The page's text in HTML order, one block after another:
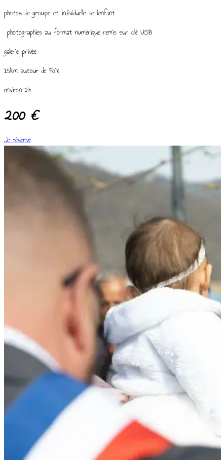
photos de groupe et individuelle de l’enfant
photographies au format numérique remis sur clé USB
galerie privée
15km autour de Foix
environ 2h
200 €
Je réserve